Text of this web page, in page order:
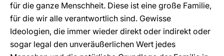
für die ganze Menschheit. Diese ist eine große Familie,
für die wir alle verantwortlich sind. Gewisse
Ideologien, die immer wieder direkt oder indirekt oder
sogar legal den unveräußerlichen Wert jedes